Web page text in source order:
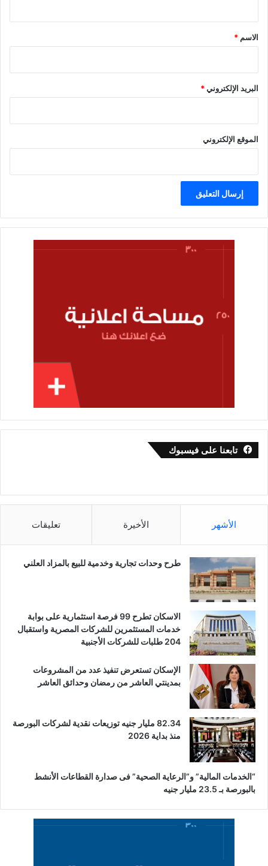
*
الاسم *
البريد الإلكتروني*
الموقع الإلكتروني
تابعنا على فيسبوك
الأشهر الأخيرة تعليقات
طرح وحدات تجارية وخدمية للبيع بالمزاد العلني
الاسكان تطرح 99 فرصة استثمارية على بوابة
خدمات المستثمرين للشركات المصرية واستقبال
204 طلبات للشركات الأجنبية
الإسكان تستعرض تنفيذ عدد من المشروعات
بمدينتي العاشر من رمضان وحدائق العاشر
82.34 مليار جنيه توزيعات نقدية لشركات البورصة
منذ بداية 2026
“الخدمات المالية” و”الرعاية الصحية” فى صدارة القطاعات الأنشط
بالبورصة بـ 23.5 مليار جنيه